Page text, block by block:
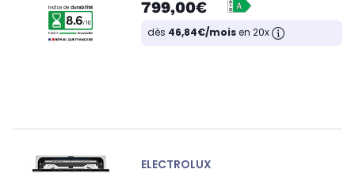
799,00€
dès 46,84€/moisen 20x
ELECTROLUX